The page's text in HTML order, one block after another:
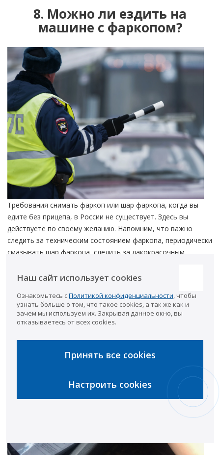
8. Можно ли ездить на
машине с фаркопом?
Требования снимать фаркоп или шар фаркопа, когда вы
едите без прицепа, в России не существует. Здесь вы
действуете по своему желанию. Напомним, что важно
следить за техническим состоянием фаркопа, периодически
смазывать шар фаркопа, следить за лакокрасочным
Инструкцию по техничскому обслуживанию фаркопа
9. Нужно ли возить с собой
Наш сайт использует cookies
Ознакомьтесь сПолитикой конфиденциальности, чтобы
узнать больше о том, что такое cookies, а так же как и
зачем мы используем их. Закрывая данное окно, вы
отказываетесь от всех cookies.
Принять все cookies
Настроить cookies